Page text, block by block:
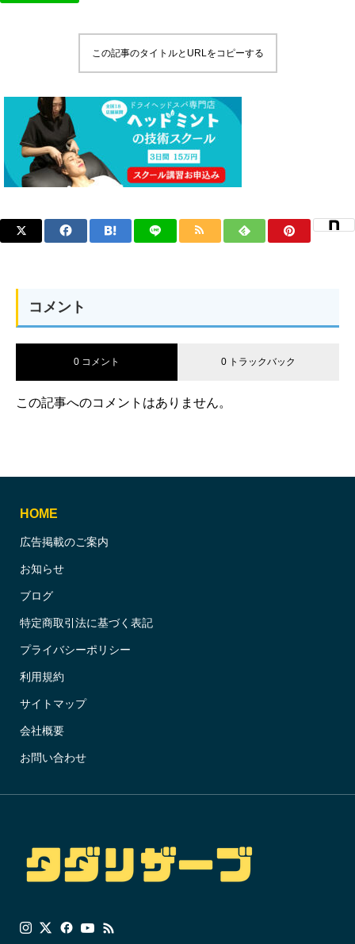
この記事のタイトルとURLをコピーする
コメント
0 コメント 0 トラックバック
この記事へのコメントはありません。
HOME
広告掲載のご案内
お知らせ
ブログ
特定商取引法に基づく表記
プライバシーポリシー
利用規約
サイトマップ
会社概要
お問い合わせ